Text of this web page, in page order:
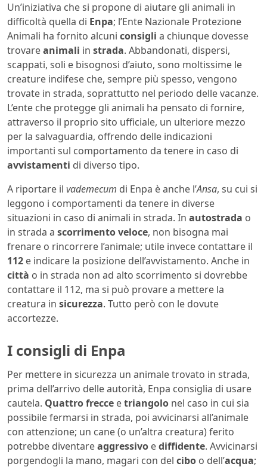
Un’iniziativa che si propone di aiutare gli animali in
difficoltà quella di Enpa; l’Ente Nazionale Protezione
Animali ha fornito alcuni consigli a chiunque dovesse
trovareanimali in strada. Abbandonati, dispersi,
scappati, soli e bisognosi d’aiuto, sono moltissime le
creature indifese che, sempre più spesso, vengono
trovate in strada, soprattutto nel periodo delle vacanze.
L’ente che protegge gli animali ha pensato di fornire,
attraverso il proprio sito ufficiale, un ulteriore mezzo
per la salvaguardia, offrendo delle indicazioni
importanti sul comportamento da tenere in caso di
avvistamenti di diverso tipo.
A riportare il vademecum di Enpa è anche l’Ansa, su cui si
leggono i comportamenti da tenere in diverse
situazioni in caso di animali in strada. In autostrada o
in strada a scorrimentoveloce, non bisogna mai
frenare o rincorrere l’animale; utile invece contattare il
112 e indicare la posizione dell’avvistamento. Anche in
città o in strada non ad alto scorrimento si dovrebbe
contattare il 112, ma si può provare a mettere la
creatura in sicurezza. Tutto però con le dovute
accortezze.
I consigli di Enpa
Per mettere in sicurezza un animale trovato in strada,
prima dell’arrivo delle autorità, Enpa consiglia di usare
cautela. Quattro frecce etriangolo nel caso in cui sia
possibile fermarsi in strada, poi avvicinarsi all’animale
con attenzione; un cane (o un’altra creatura) ferito
potrebbe diventareaggressivo ediffidente. Avvicinarsi
porgendogli la mano, magari con del cibo o dell’acqua;